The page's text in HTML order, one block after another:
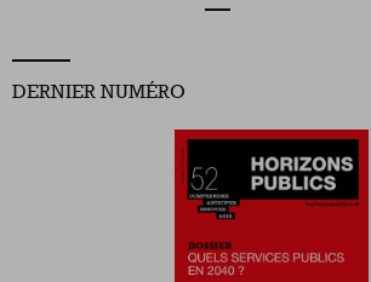
DERNIER NUMÉRO